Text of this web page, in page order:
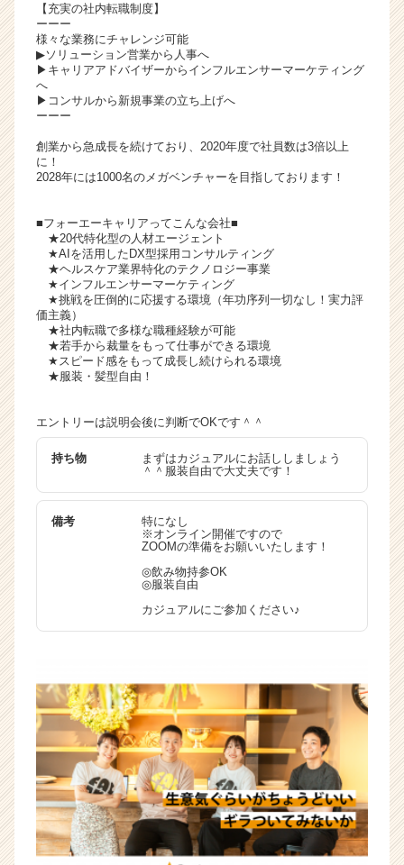
e
r）
【充実の社内転職制度】
ーーー
様々な業務にチャレンジ可能
▶ソリューション営業から人事へ
▶キャリアアドバイザーからインフルエンサーマーケティング
へ
▶コンサルから新規事業の立ち上げへ
ーーー
創業から急成長を続けており、2020年度で社員数は3倍以上
に！
2028年には1000名のメガベンチャーを目指しております！
■フォーエーキャリアってこんな会社■
★20代特化型の人材エージェント
★AIを活用したDX型採用コンサルティング
★ヘルスケア業界特化のテクノロジー事業
★インフルエンサーマーケティング
★挑戦を圧倒的に応援する環境（年功序列一切なし！実力評
価主義）
★社内転職で多様な職種経験が可能
★若手から裁量をもって仕事ができる環境
★スピード感をもって成長し続けられる環境
★服装・髪型自由！
エントリーは説明会後に判断でOKです＾＾
持ち物
まずはカジュアルにお話ししましょう
＾＾服装自由で大丈夫です！
備考
特になし
※オンライン開催ですので
ZOOMの準備をお願いいたします！
◎飲み物持参OK
◎服装自由
カジュアルにご参加ください♪